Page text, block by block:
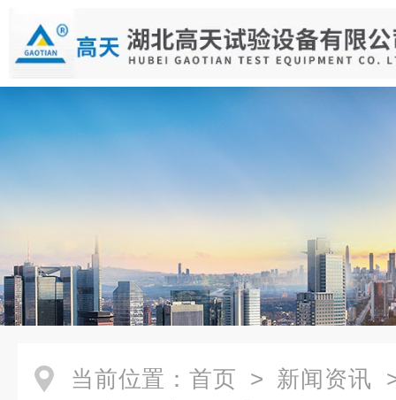
当前位置： 首页 > 新闻资讯